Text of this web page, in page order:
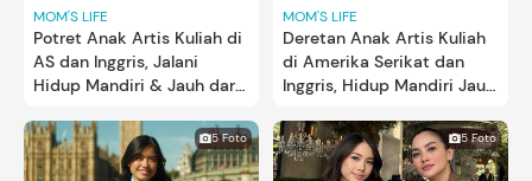
MOM'S LIFE
Potret Anak Artis Kuliah di
AS dan Inggris, Jalani
Hidup Mandiri & Jauh dari
MOM'S LIFE
Deretan Anak Artis Kuliah
di Amerika Serikat dan
Inggris, Hidup Mandiri Jauh
5 Foto 5 Foto